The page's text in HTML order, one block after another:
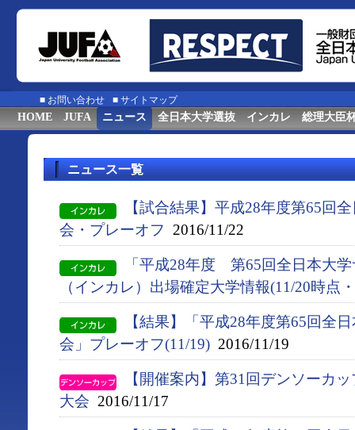
■ お問い合わせ ■ サイトマップ
HOME JUFA ニュース 全日本大学選抜 インカレ 総理大臣
ニュース一覧
【試合結果】平成28年度第65回
会・プレーオフ 2016/11/22
「平成28年度 第65回全日本大
（インカレ）出場確定大学情報(11/20時点
【結果】「平成28年度第65回全
会」プレーオフ(11/19) 2016/11/19
【開催案内】第31回デンソーカ
大会 2016/11/17